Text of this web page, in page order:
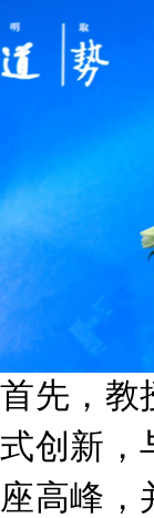
首先，教
式创新，
座高峰，